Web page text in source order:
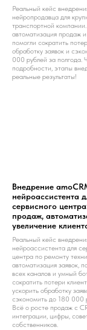
Реальный кейс
нейропродавца для
транспортной
автоматизация продаж
помогли сократить
обработку заявок и
000 рублей за полгода.
подробности, этапы
реальные результаты!
Внедрение
нейроассистента
сервисного
продаж,
увеличение
Реальный кейс
нейроассистента для
центра по ремонту
автоматизация заявок,
всех каналов и умный
сократить потери
ускорить обработку
сэкономить до 180 000
Всё о росте продаж с
интеграции, цифры,
собственников.